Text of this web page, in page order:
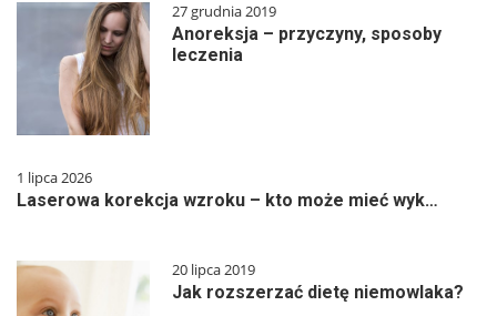
27 grudnia 2019
Anoreksja – przyczyny, sposoby
leczenia
1 lipca 2026
Laserowa korekcja wzroku – kto może mieć wyk…
20 lipca 2019
Jak rozszerzać dietę niemowlaka?